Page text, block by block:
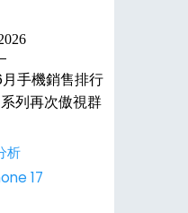
手機銷售排行
列再次傲視群
析
17